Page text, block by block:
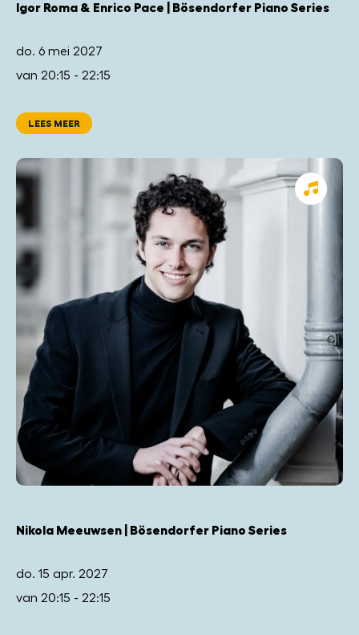
Igor Roma & Enrico Pace | Bösendorfer Piano Series
do. 6 mei 2027
van 20:15 - 22:15
LEES MEER
Nikola Meeuwsen | Bösendorfer Piano Series
do. 15 apr. 2027
van 20:15 - 22:15